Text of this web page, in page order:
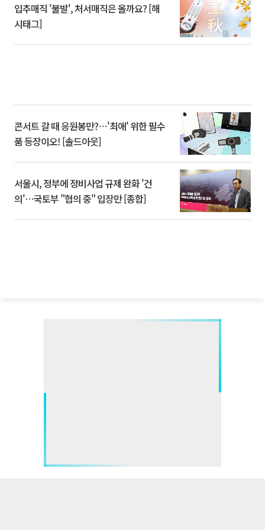
입추매직 '불발', 처서매직은 올까요? [해
시태그]
콘서트 갈 때 응원봉만?⋯'최애' 위한 필수
품 등장이오! [솔드아웃]
서울시, 정부에 정비사업 규제 완화 '건
의'⋯국토부 "협의 중" 입장만 [종합]